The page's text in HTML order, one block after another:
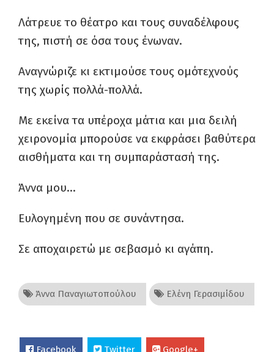
Λάτρευε το θέατρο και τους συναδέλφους
της, πιστή σε όσα τους ένωναν.
Αναγνώριζε κι εκτιμούσε τους ομότεχνούς
της χωρίς πολλά-πολλά.
Με εκείνα τα υπέροχα μάτια και μια δειλή
χειρονομία μπορούσε να εκφράσει βαθύτερα
αισθήματα και τη συμπαράστασή της.
Άννα μου…
Ευλογημένη που σε συνάντησα.
Σε αποχαιρετώ με σεβασμό κι αγάπη.
Άννα Παναγιωτοπούλου Ελένη Γερασιμίδου